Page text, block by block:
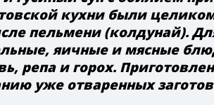
кухни были
пельмени (колдунай).
яичные и мясные
репа и горох.
уже отваренных